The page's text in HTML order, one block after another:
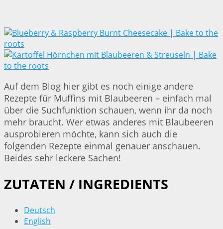
Auf dem Blog hier gibt es noch einige andere
Rezepte für Muffins mit Blaubeeren – einfach mal
über die Suchfunktion schauen, wenn ihr da noch
mehr braucht. Wer etwas anderes mit Blaubeeren
ausprobieren möchte, kann sich auch die
folgenden Rezepte einmal genauer anschauen.
Beides sehr leckere Sachen!
ZUTATEN / INGREDIENTS
Deutsch
English